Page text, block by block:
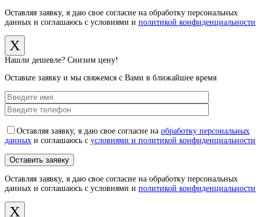
Оставляя заявку, я даю свое согласие на обработку персональных
данных и соглашаюсь с условиями и политикой конфиденциальности
X
Нашли дешевле? Снизим цену!
Оставьте заявку и мы свяжемся с Вами в ближайшее время
Оставляя заявку, я даю свое согласие на обработку персональных
данных и соглашаюсь с условиями и политикой конфиденциальности
Оставляя заявку, я даю свое согласие на обработку персональных
данных и соглашаюсь с условиями и политикой конфиденциальности
X